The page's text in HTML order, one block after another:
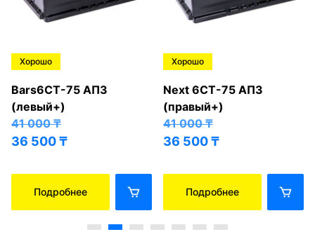
Хорошо
Bars6СТ-75 АПЗ
(левый+)
41 000₸
36 500₸
Подробнее
Хорошо
Next 6СТ-75 АПЗ
(правый+)
41 000₸
36 500₸
Подробнее